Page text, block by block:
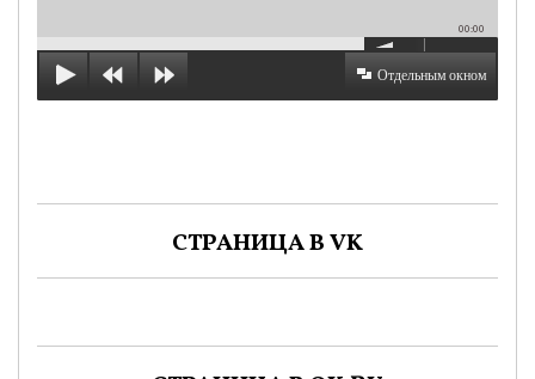
00:00
Отдельным окном
СТРАНИЦА В VK